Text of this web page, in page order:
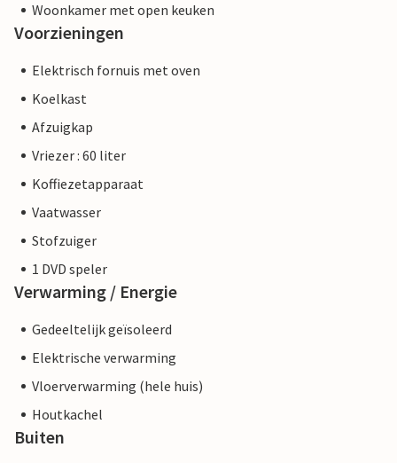
Woonkamer met open keuken
Voorzieningen
Elektrisch fornuis met oven
Koelkast
Afzuigkap
Vriezer : 60 liter
Koffiezetapparaat
Vaatwasser
Stofzuiger
1 DVD speler
Verwarming / Energie
Gedeeltelijk geïsoleerd
Elektrische verwarming
Vloerverwarming (hele huis)
Houtkachel
Buiten